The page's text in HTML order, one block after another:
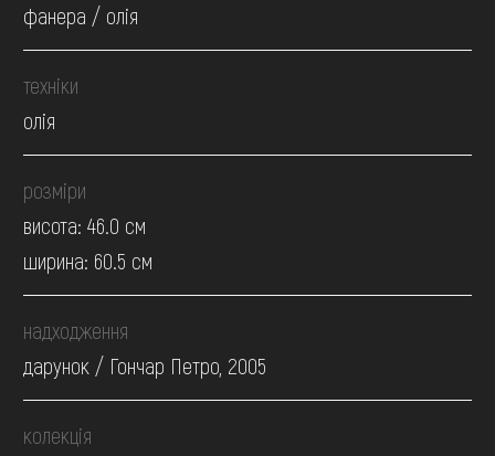
фанера / олія
техніки
олія
розміри
висота: 46.0 см
ширина: 60.5 см
надходження
дарунок / Гончар Петро, 2005
колекція